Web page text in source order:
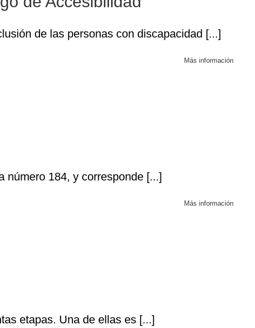
de las personas con discapacidad [...]
Más información
número 184, y corresponde [...]
Más información
etapas. Una de ellas es [...]